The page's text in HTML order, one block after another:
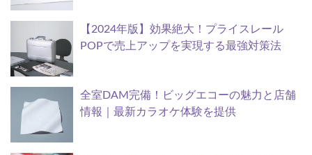
【2024年版】効果絶大！プライスレール
POPで売上アップを実現する最強対策法
全室DAM完備！ビッグエコーの魅力と店舗
情報｜最新カラオケ体験を提供